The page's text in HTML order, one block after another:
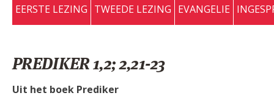
EERSTE LEZING TWEEDE LEZING EVANGELIE
PREDIKER 1,2; 2,21-23
Uit het boek Prediker